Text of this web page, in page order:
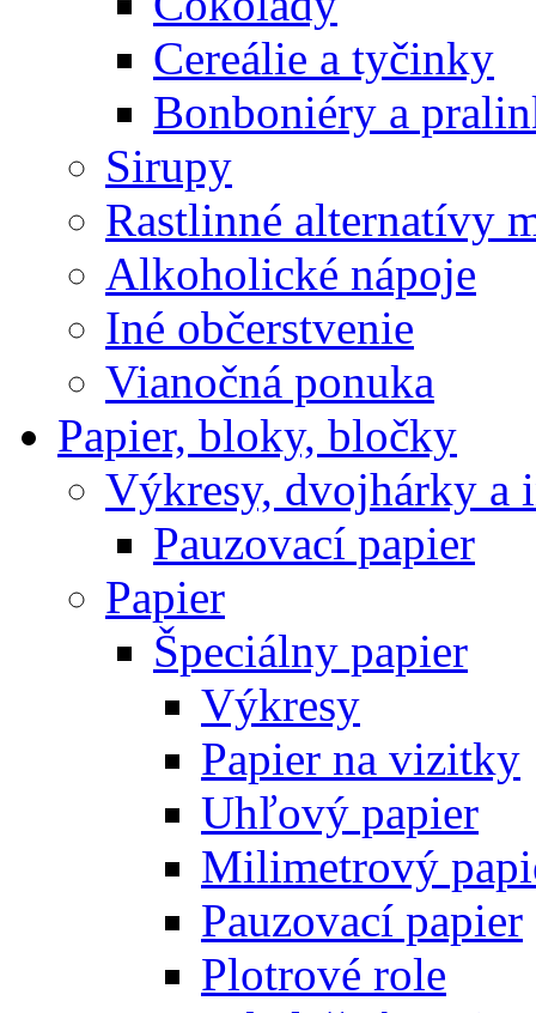
Cereálie a tyčinky
Bonboniéry a
Sirupy
Rastlinné alternatívy
Alkoholické nápoje
Iné občerstvenie
Vianočná ponuka
Papier, bloky, bločky
Výkresy, dvojhárky a
Pauzovací papier
Papier
Špeciálny papier
Výkresy
Papier na vizitky
Uhľový papier
Milimetrový
Pauzovací papier
Plotrové role